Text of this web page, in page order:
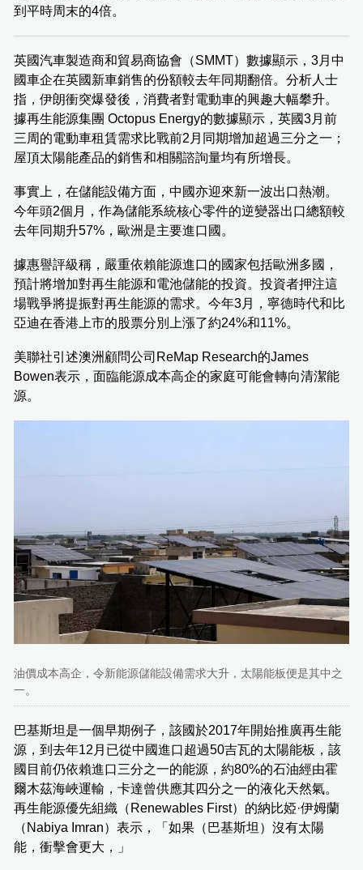
到平時周末的4倍。
英國汽車製造商和貿易商協會（SMMT）數據顯示，3月中
國車企在英國新車銷售的份額較去年同期翻倍。分析人士
指，伊朗衝突爆發後，消費者對電動車的興趣大幅攀升。
據再生能源集團 Octopus Energy的數據顯示，英國3月前
三周的電動車租賃需求比戰前2月同期增加超過三分之一；
屋頂太陽能產品的銷售和相關諮詢量均有所增長。
事實上，在儲能設備方面，中國亦迎來新一波出口熱潮。
今年頭2個月，作為儲能系統核心零件的逆變器出口總額較
去年同期升57%，歐洲是主要進口國。
據惠譽評級稱，嚴重依賴能源進口的國家包括歐洲多國，
預計將增加對再生能源和電池儲能的投資。投資者押注這
場戰爭將提振對再生能源的需求。今年3月，寧德時代和比
亞迪在香港上市的股票分別上漲了約24%和11%。
美聯社引述澳洲顧問公司ReMap Research的James
Bowen表示，面臨能源成本高企的家庭可能會轉向清潔能
源。
油價成本高企，令新能源儲能設備需求大升，太陽能板便是其中之
一。
巴基斯坦是一個早期例子，該國於2017年開始推廣再生能
源，到去年12月已從中國進口超過50吉瓦的太陽能板，該
國目前仍依賴進口三分之一的能源，約80%的石油經由霍
爾木茲海峽運輸，卡達曾供應其四分之一的液化天然氣。
再生能源優先組織（Renewables First）的納比婭·伊姆蘭
（Nabiya Imran）表示，「如果（巴基斯坦）沒有太陽
能，衝擊會更大，」